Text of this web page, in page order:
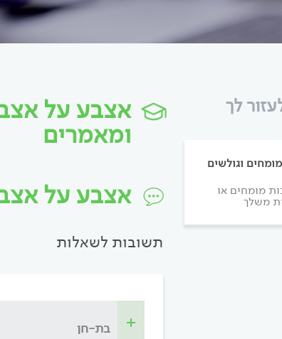
לך
וגולשים
מומחים או
משלך
אצבע על
ומאמרים
אצבע על
תשובות לשאלות
בת-חן